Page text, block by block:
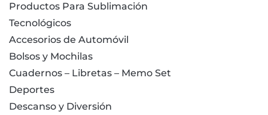
Productos Para Sublimación
Tecnológicos
Accesorios de Automóvil
Bolsos y Mochilas
Cuadernos – Libretas – Memo Set
Deportes
Descanso y Diversión